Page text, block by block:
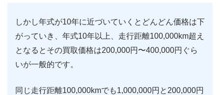
しかし年式が10年に近づいていくとどんどん価格は下
がっていき、年式10年以上、走行距離100,000km超え
となるとその買取価格は200,000円〜400,000円ぐら
いが一般的です。
同じ走行距離100,000kmでも1,000,000円と200,000円